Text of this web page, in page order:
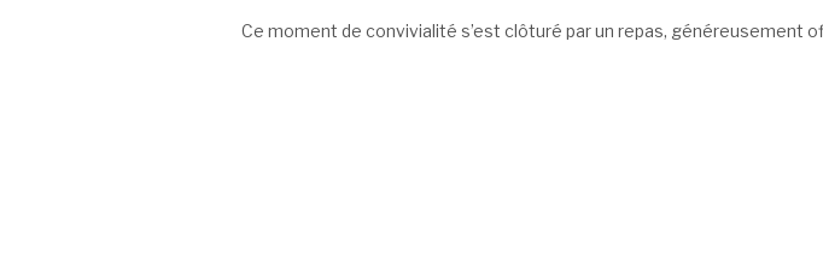
Ce moment de convivialité s’est clôturé par un repas, généreusement